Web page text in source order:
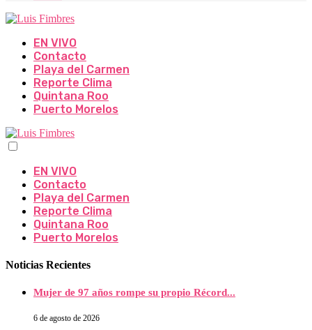
EN VIVO
Contacto
Playa del Carmen
Reporte Clima
Quintana Roo
Puerto Morelos
EN VIVO
Contacto
Playa del Carmen
Reporte Clima
Quintana Roo
Puerto Morelos
Noticias Recientes
Mujer de 97 años rompe su propio Récord...
6 de agosto de 2026